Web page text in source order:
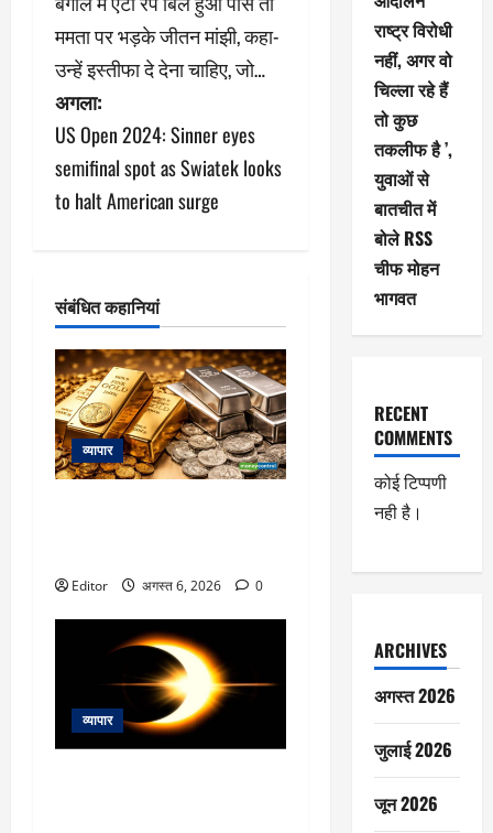
स्ट
ने
वि
गे
श
ममता पर भड़के जीतन मांझी, कहा-
उन्हें इस्तीफा दे देना चाहिए, जो…
अगला:
US Open 2024: Sinner eyes
semifinal spot as Swiatek looks
to halt American surge
संबंधित कहानियां
व्यापार
Editor अगस्त 6, 2026 0
व्यापार
राष्ट्र विरोधी
नहीं, अगर वो
चिल्ला रहे हैं
तो कुछ
तकलीफ है ’,
युवाओं से
बातचीत में
बोले RSS
चीफ मोहन
भागवत
RECENT
COMMENTS
कोई टिप्पणी
नही है।
ARCHIVES
अगस्त 2026
जुलाई 2026
जून 2026